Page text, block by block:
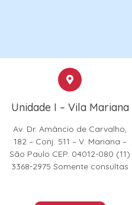
Unidade I – Vila Mariana
Av. Dr. Amâncio de Carvalho,
182 – Conj. 511 – V. Mariana –
São Paulo CEP. 04012-080 (11)
3368-2975 Somente consultas